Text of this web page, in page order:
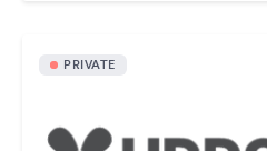
PRIVATE